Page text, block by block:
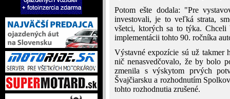
Potom ešte dodala: "Pre
investovali, je to veľká strata,
všetci, ktorých sa to týka.
implementácii tohto 90. ročníka
Výstavné expozície sú už takmer
nič nenasvedčovalo, že by bolo
zmenila s výskytom prvých
Švajčiarsku a rozhodnutím
tohto rozhodnutia zrušené.